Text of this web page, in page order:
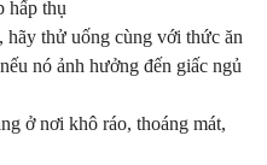
hấp thụ
hãy thử uống cùng với thức ăn
nó ảnh hưởng đến giấc ngủ
ở nơi khô ráo, thoáng mát,